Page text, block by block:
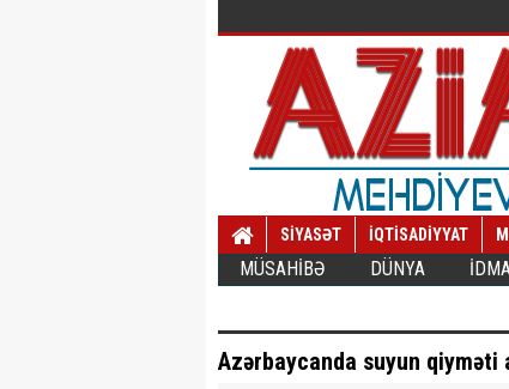
SİYASƏT İQTİSADİYYAT
MÜSAHİBƏ DÜNYA
Azərbaycanda suyun qiyməti